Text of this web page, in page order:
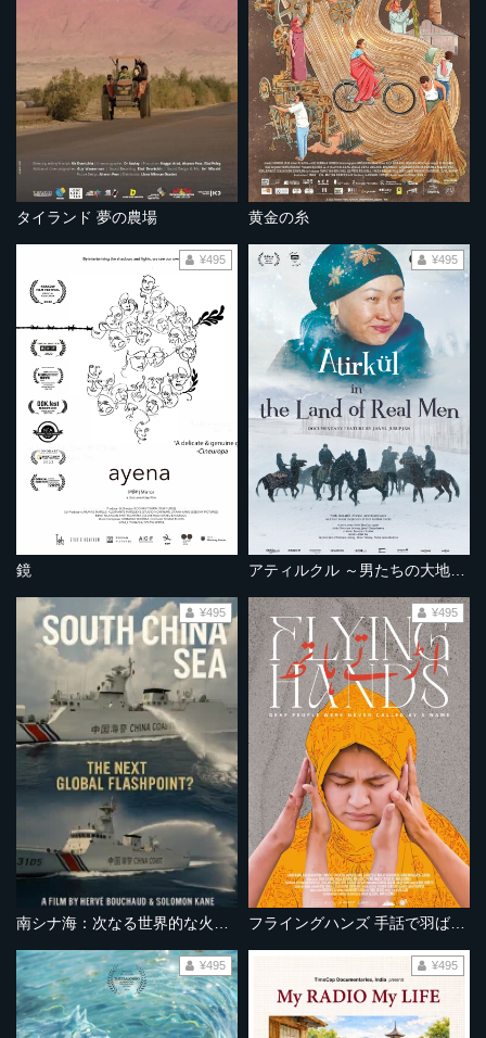
タイランド 夢の農場 黄金の糸
鏡
¥495 ¥495
¥495
フライングハンズ 手話で羽ばたく
¥495
¥495 ¥495